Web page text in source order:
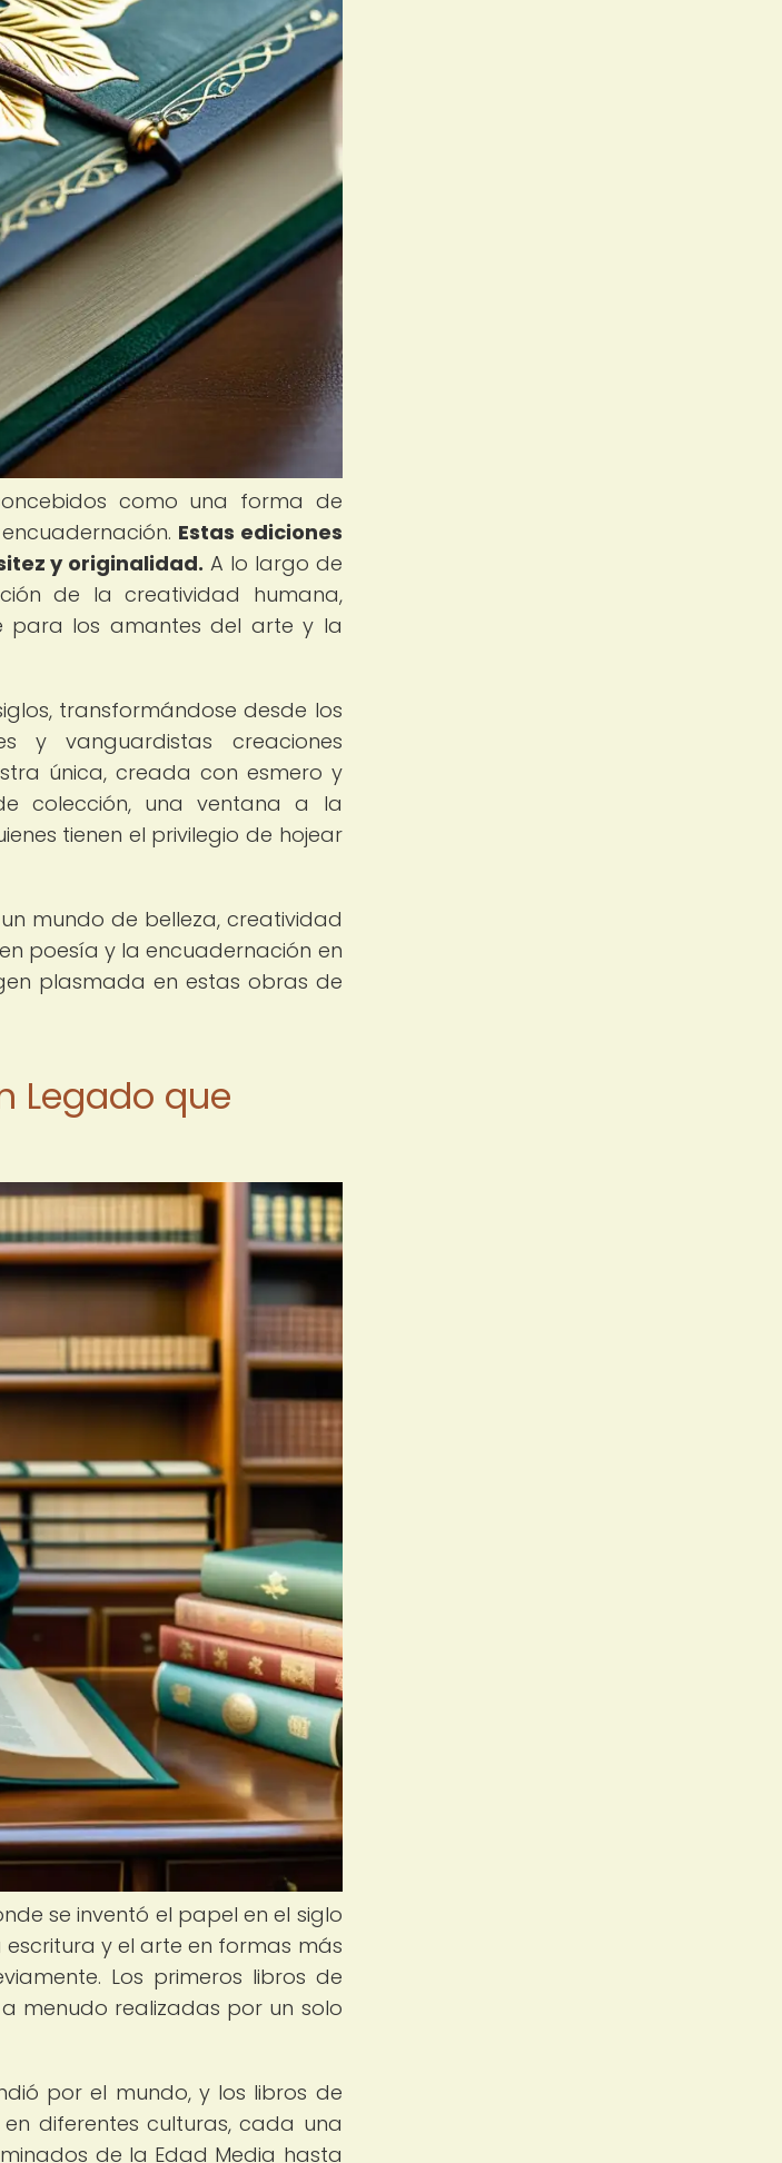
como una forma de
Estas ediciones
y originalidad. A lo largo de
de la creatividad humana,
para los amantes del arte y la
transformándose desde los
y vanguardistas creaciones
única, creada con esmero y
colección, una ventana a la
tienen el privilegio de hojear
mundo de belleza, creatividad
poesía y la encuadernación en
plasmada en estas obras de
Legado que
se inventó el papel en el siglo
y el arte en formas más
Los primeros libros de
menudo realizadas por un solo
por el mundo, y los libros de
diferentes culturas, cada una
de la Edad Media hasta